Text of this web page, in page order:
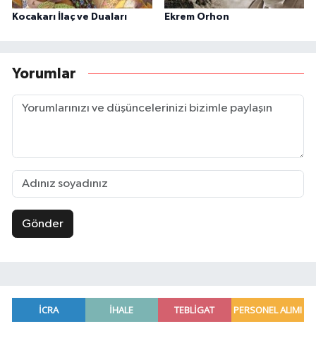
Kocakarı İlaç ve Duaları Ekrem Orhon
Yorumlar
Gönder